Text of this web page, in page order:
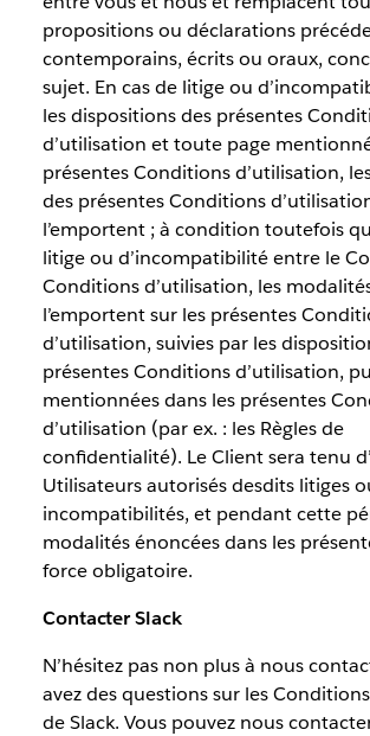
propositions ou déclarations
contemporains, écrits ou oraux,
sujet. En cas de litige ou
les dispositions des présentes
d’utilisation et toute page
présentes Conditions d’utilisation,
des présentes Conditions
l’emportent ; à condition toutefois
litige ou d’incompatibilité entre le
Conditions d’utilisation, les
l’emportent sur les présentes
d’utilisation, suivies par les
présentes Conditions d’utilisation,
mentionnées dans les présentes
d’utilisation (par ex. : les Règles de
confidentialité). Le Client sera tenu
Utilisateurs autorisés desdits litiges
incompatibilités, et pendant cette
modalités énoncées dans les
force obligatoire.
Contacter Slack
N’hésitez pas non plus à nous
avez des questions sur les
de Slack. Vous pouvez nous